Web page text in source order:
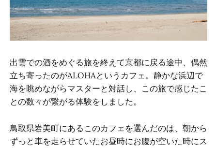
出雲での酒をめぐる旅を終えて京都に戻る途中、偶然
立ち寄ったのがALOHAというカフェ。静かな浜辺で
海を眺めながらマスターと対話し、この旅で感じたこ
との数々が繋がる体験をしました。
鳥取県岩美町にあるこのカフェを選んだのは、朝から
ずっと車を走らせていたお昼時にお腹が空いた時にス